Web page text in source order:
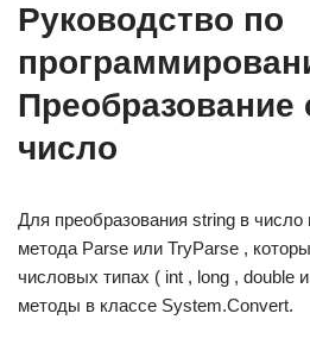
Руководство по
Преобразование
число
Для преобразования string в число
метода Parse или TryParse ,
числовых типах ( int , long , double
методы в классе System.Convert.